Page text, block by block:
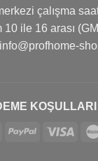
çalışma
10 ile 16 arası
KOŞULLARI